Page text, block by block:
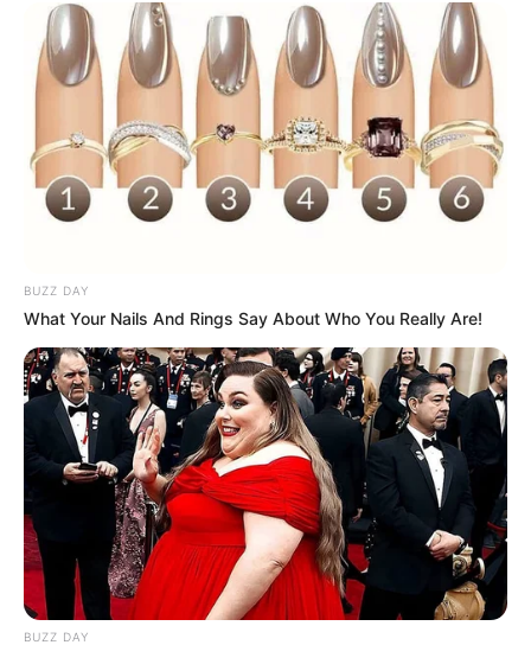
BUZZ DAY
What Your Nails And Rings Say About Who You Really Are!
BUZZ DAY